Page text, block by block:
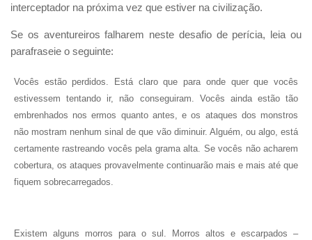
interceptador na próxima vez que estiver na civilização.
Se os aventureiros falharem neste desafio de perícia, leia ou
parafraseie o seguinte:
Vocês estão perdidos. Está claro que para onde quer que vocês
estivessem tentando ir, não conseguiram. Vocês ainda estão tão
embrenhados nos ermos quanto antes, e os ataques dos monstros
não mostram nenhum sinal de que vão diminuir. Alguém, ou algo, está
certamente rastreando vocês pela grama alta. Se vocês não acharem
cobertura, os ataques provavelmente continuarão mais e mais até que
fiquem sobrecarregados.
Existem alguns morros para o sul. Morros altos e escarpados –